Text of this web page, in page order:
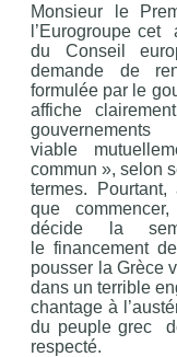
Monsieur le
l’Eurogroupe
du Conseil
demande de
formulée par le
affiche
viable
commun », selon
termes.
que
décide la
le financement
pousser la Grèce
dans un terrible
chantage à
du peuple grec
respecté.